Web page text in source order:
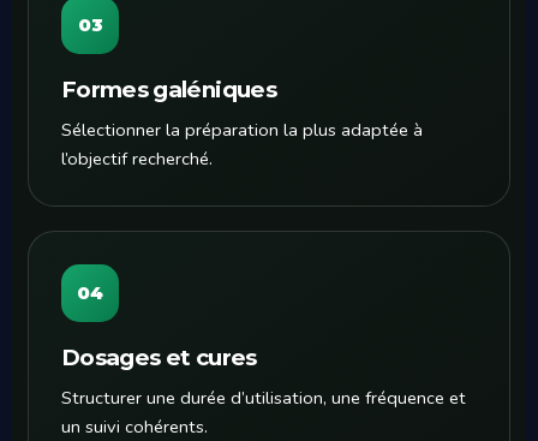
03
Formes galéniques
Sélectionner la préparation la plus adaptée à
l’objectif recherché.
04
Dosages et cures
Structurer une durée d’utilisation, une fréquence et
un suivi cohérents.